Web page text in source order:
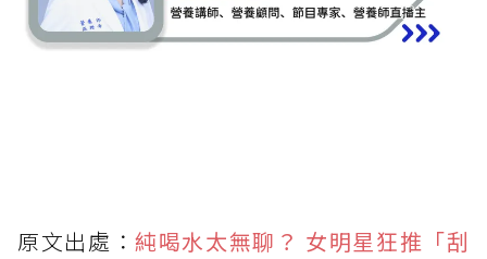
原文出處：純喝水太無聊？ 女明星狂推「刮